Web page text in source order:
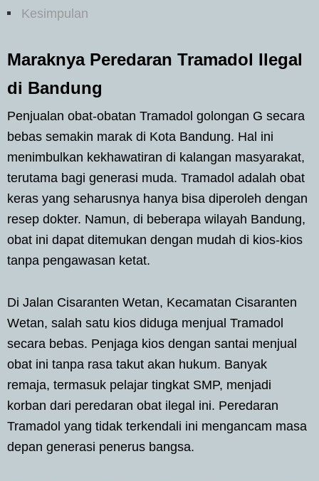
Kesimpulan
Maraknya Peredaran Tramadol Ilegal
di Bandung
Penjualan obat-obatan Tramadol golongan G secara
bebas semakin marak di Kota Bandung. Hal ini
menimbulkan kekhawatiran di kalangan masyarakat,
terutama bagi generasi muda. Tramadol adalah obat
keras yang seharusnya hanya bisa diperoleh dengan
resep dokter. Namun, di beberapa wilayah Bandung,
obat ini dapat ditemukan dengan mudah di kios-kios
tanpa pengawasan ketat.
Di Jalan Cisaranten Wetan, Kecamatan Cisaranten
Wetan, salah satu kios diduga menjual Tramadol
secara bebas. Penjaga kios dengan santai menjual
obat ini tanpa rasa takut akan hukum. Banyak
remaja, termasuk pelajar tingkat SMP, menjadi
korban dari peredaran obat ilegal ini. Peredaran
Tramadol yang tidak terkendali ini mengancam masa
depan generasi penerus bangsa.